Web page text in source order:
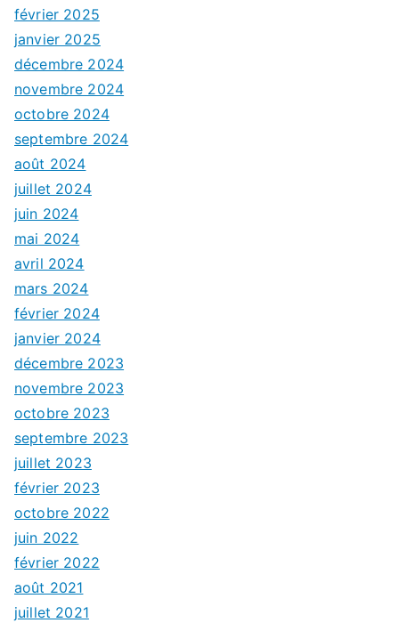
février 2025
janvier 2025
décembre 2024
novembre 2024
octobre 2024
septembre 2024
août 2024
juillet 2024
juin 2024
mai 2024
avril 2024
mars 2024
février 2024
janvier 2024
décembre 2023
novembre 2023
octobre 2023
septembre 2023
juillet 2023
février 2023
octobre 2022
juin 2022
février 2022
août 2021
juillet 2021